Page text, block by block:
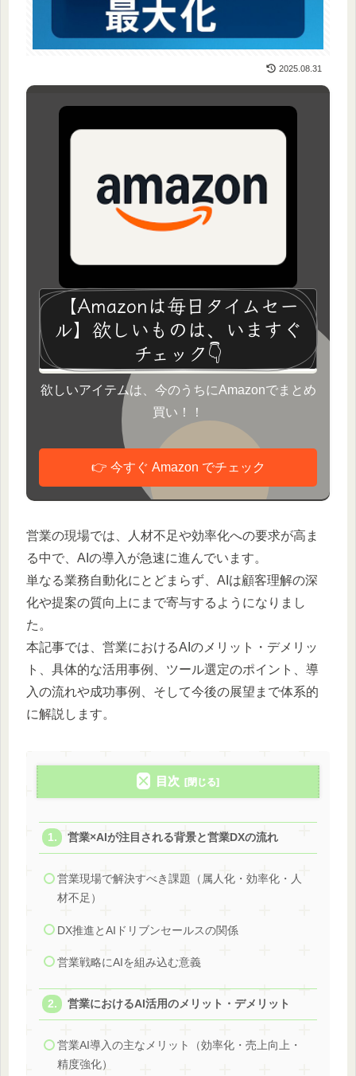
2025.08.31
【Amazonは毎日タイムセー
ル】欲しいものは、いますぐ
チェック👇
欲しいアイテムは、今のうちにAmazonでまとめ
買い！！
👉 今すぐ Amazon でチェック
営業の現場では、人材不足や効率化への要求が高ま
る中で、AIの導入が急速に進んでいます。
単なる業務自動化にとどまらず、AIは顧客理解の深
化や提案の質向上にまで寄与するようになりまし
た。
本記事では、営業におけるAIのメリット・デメリッ
ト、具体的な活用事例、ツール選定のポイント、導
入の流れや成功事例、そして今後の展望まで体系的
に解説します。
目次
営業×AIが注目される背景と営業DXの流れ
営業現場で解決すべき課題（属人化・効率化・人
材不足）
DX推進とAIドリブンセールスの関係
営業戦略にAIを組み込む意義
営業におけるAI活用のメリット・デメリット
営業AI導入の主なメリット（効率化・売上向上・
精度強化）